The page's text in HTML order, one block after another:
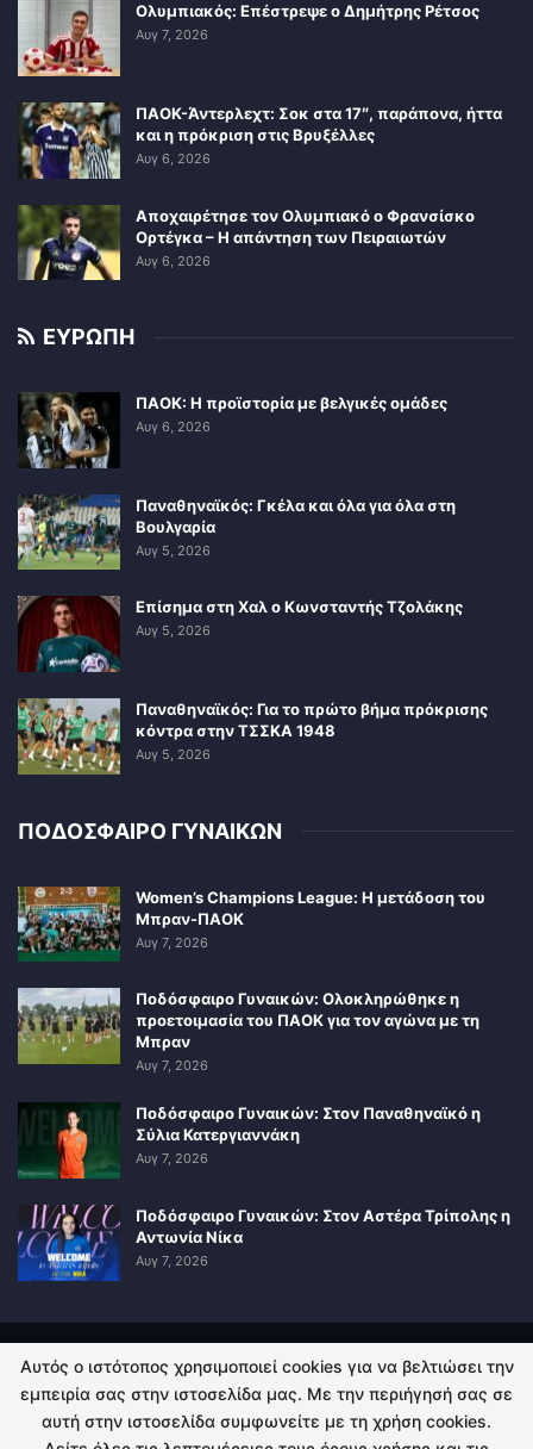
Ολυμπιακός: Επέστρεψε ο Δημήτρης Ρέτσος
Αυγ 7, 2026
ΠΑΟΚ-Άντερλεχτ: Σοκ στα 17″, παράπονα, ήττα
και η πρόκριση στις Βρυξέλλες
Αυγ 6, 2026
Αποχαιρέτησε τον Ολυμπιακό ο Φρανσίσκο
Ορτέγκα – Η απάντηση των Πειραιωτών
Αυγ 6, 2026
ΕΥΡΩΠΗ
ΠΑΟΚ: Η προϊστορία με βελγικές ομάδες
Αυγ 6, 2026
Παναθηναϊκός: Γκέλα και όλα για όλα στη
Βουλγαρία
Αυγ 5, 2026
Επίσημα στη Χαλ ο Κωνσταντής Τζολάκης
Αυγ 5, 2026
Παναθηναϊκός: Για το πρώτο βήμα πρόκρισης
κόντρα στην ΤΣΣΚΑ 1948
Αυγ 5, 2026
ΠΟΔΟΣΦΑΙΡΟ ΓΥΝΑΙΚΩΝ
Women’s Champions League: Η μετάδοση του
Μπραν-ΠΑΟΚ
Αυγ 7, 2026
Ποδόσφαιρο Γυναικών: Ολοκληρώθηκε η
προετοιμασία του ΠΑΟΚ για τον αγώνα με τη
Μπραν
Αυγ 7, 2026
Ποδόσφαιρο Γυναικών: Στον Παναθηναϊκό η
Σύλια Κατεργιαννάκη
Αυγ 7, 2026
Ποδόσφαιρο Γυναικών: Στον Αστέρα Τρίπολης η
Αντωνία Νίκα
Αυγ 7, 2026
ΠΟΛΙΤΙΚΗ ΑΠΟΡΡΗΤΟΥ ΕΠΙΚΟΙΝΩΝΙΑ
© 2026 - Kingsport.gr. All Rights Reserved.
Αυτός ο ιστότοπος χρησιμοποιεί cookies για να βελτιώσει την
εμπειρία σας στην ιστοσελίδα μας. Με την περιήγησή σας σε
αυτή στην ιστοσελίδα συμφωνείτε με τη χρήση cookies.